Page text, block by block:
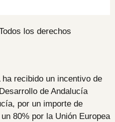
los derechos
recibido un incentivo de
de Andalucía
por un importe de
80% por la Unión Europea